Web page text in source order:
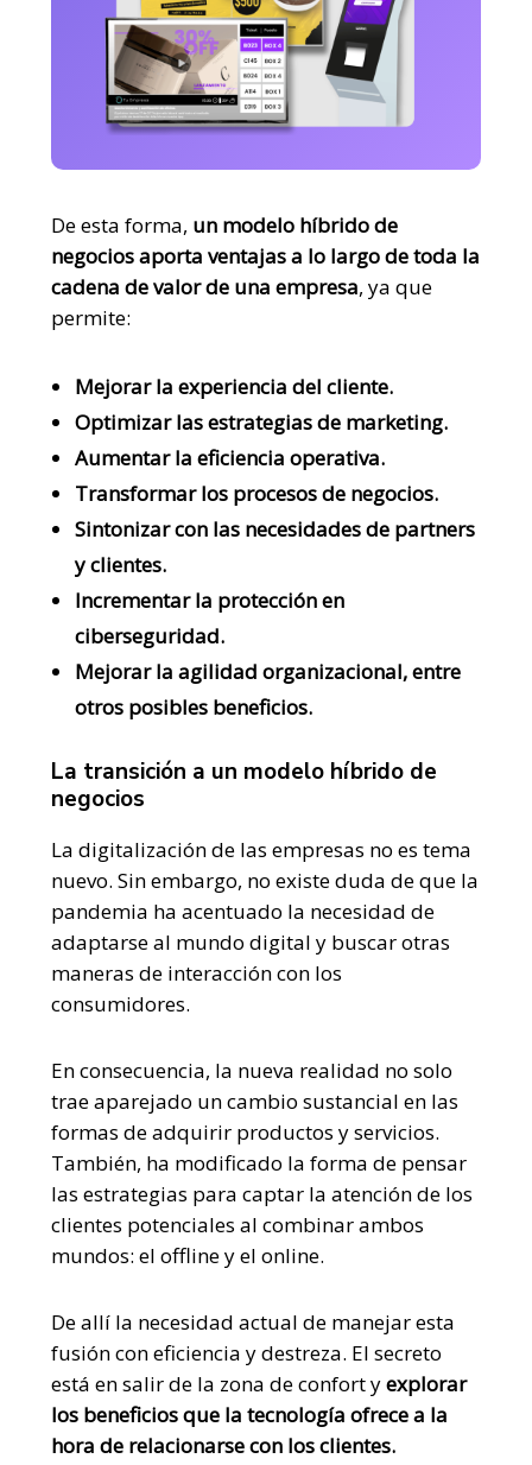
De esta forma, un modelo híbrido de
negocios aporta ventajas a lo largo de toda la
cadena de valor de una empresa, ya que
permite:
Mejorar la experiencia del cliente.
Optimizar las estrategias de marketing.
Aumentar la eficiencia operativa.
Transformar los procesos de negocios.
Sintonizar con las necesidades de partners
y clientes.
Incrementar la protección en
ciberseguridad.
Mejorar la agilidad organizacional, entre
otros posibles beneficios.
La transición a un modelo híbrido de
negocios
La digitalización de las empresas no es tema
nuevo. Sin embargo, no existe duda de que la
pandemia ha acentuado la necesidad de
adaptarse al mundo digital y buscar otras
maneras de interacción con los
consumidores.
En consecuencia, la nueva realidad no solo
trae aparejado un cambio sustancial en las
formas de adquirir productos y servicios.
También, ha modificado la forma de pensar
las estrategias para captar la atención de los
clientes potenciales al combinar ambos
mundos: el offline y el online.
De allí la necesidad actual de manejar esta
fusión con eficiencia y destreza. El secreto
está en salir de la zona de confort yexplorar
los beneficios que la tecnología ofrece a la
hora de relacionarse con los clientes.